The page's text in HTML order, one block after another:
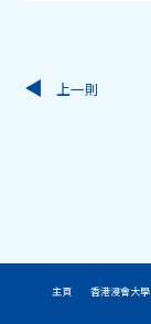
上一則
主頁 香港浸會大學